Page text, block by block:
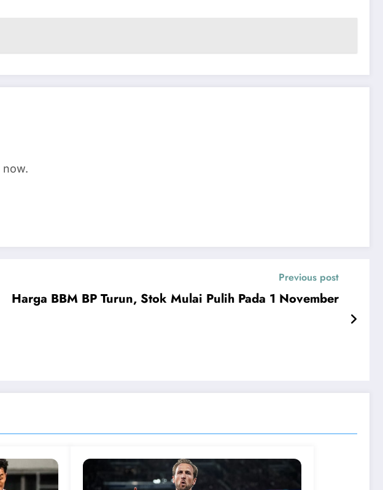
now.
Previous post
Harga BBM BP Turun, Stok Mulai Pulih Pada 1 November